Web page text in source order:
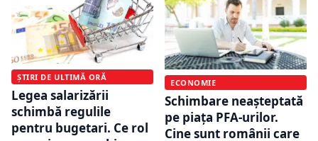
ȘTIRI DE ULTIMĂ ORĂ
Legea salarizării
schimbă regulile
pentru bugetari. Ce rol
ECONOMIE
Schimbare neașteptată
pe piața PFA-urilor.
Cine sunt românii care